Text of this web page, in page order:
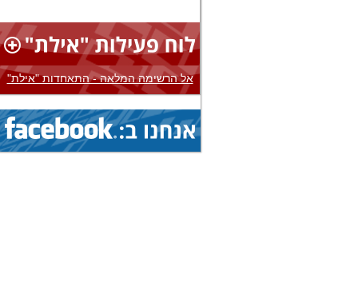
(איגוד: ג'יו ג'יטסו)
1.8.2026 - 8.8.2026
אליפות עולם...
(איגוד: ג'יו ג'יטסו)
הצג
3.8.2026 - 8.8.2026
אליפות אירופה...
(איגוד: בייסבול)
הצג
1.8.2026 - 9.8.2026
אליפות עולם...
(איגוד: ג'יו ג'יטסו)
הצג
1.8.2026 - 9.8.2026
אל הרשימה המלאה - התאחדות "אילת"